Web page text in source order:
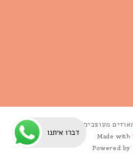
Made with
דברו איתנו